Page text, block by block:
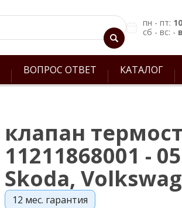
пн - пт:
сб - вс: -
ВОПРОС ОТВЕТ КАТАЛОГ
клапан
11211868001 -
Skoda,
12 мес. гарантия